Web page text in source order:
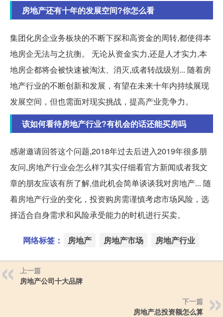
房地产还有十年的发展空间?你怎么看
集团化房企业务板块的不断下探和高资金的周转,都使得本
地房企无法与之抗衡。 无论从资金实力,还是人才实力,本
地房企都将会被快速被淘汰、消灭,或者转战级别... 随着房
地产行业的不断创新和发展，有望在未来十年内持续展现
发展空间，但也需面对现实挑战，提高产业竞争力。
该如何看待房地产行业?有机会的话还能买房吗
感谢邀请回答这个问题,2018年过去后进入2019年很多朋
友问,房地产行业会怎么样?其实仔细看官方新闻或者我文
章的朋友应该有所了解,借此机会简单谈谈我对房地产... 随
着房地产行业的变化，投资购房需谨慎考虑市场风险，选
择适合自身需求和风险承受能力的时机进行买卖。
网络标签： 房地产 房地产市场 房地产行业
上一篇
房地产公司十大品牌
下一篇
房地产总投资额怎么算